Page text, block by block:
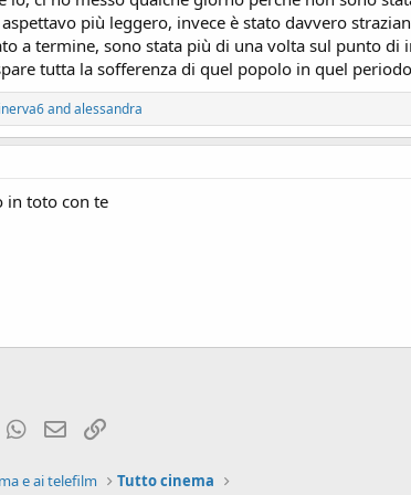
più leggero, invece è stato davvero
a termine, sono stata più di una volta sul punto
tutta la sofferenza di quel popolo in quel
andalessandra
in toto con te
Tumblr WhatsApp
e-mail
e ai telefilm Tutto cinema